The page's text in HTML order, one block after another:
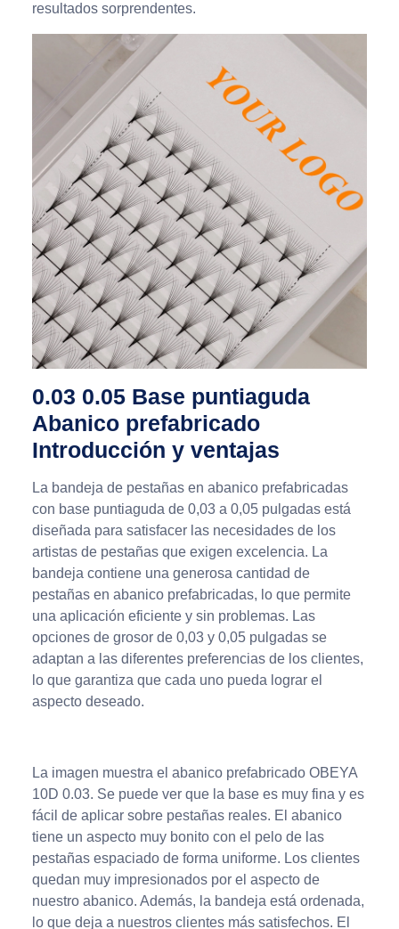
resultados sorprendentes.
0.03 0.05 Base puntiaguda
Abanico prefabricado
Introducción y ventajas
La bandeja de pestañas en abanico prefabricadas
con base puntiaguda de 0,03 a 0,05 pulgadas está
diseñada para satisfacer las necesidades de los
artistas de pestañas que exigen excelencia. La
bandeja contiene una generosa cantidad de
pestañas en abanico prefabricadas, lo que permite
una aplicación eficiente y sin problemas. Las
opciones de grosor de 0,03 y 0,05 pulgadas se
adaptan a las diferentes preferencias de los clientes,
lo que garantiza que cada uno pueda lograr el
aspecto deseado.
La imagen muestra el abanico prefabricado OBEYA
10D 0.03. Se puede ver que la base es muy fina y es
fácil de aplicar sobre pestañas reales. El abanico
tiene un aspecto muy bonito con el pelo de las
pestañas espaciado de forma uniforme. Los clientes
quedan muy impresionados por el aspecto de
nuestro abanico. Además, la bandeja está ordenada,
lo que deja a nuestros clientes más satisfechos. El